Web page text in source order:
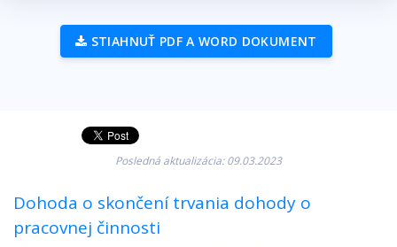
STIAHNUŤ PDF A WORD DOKUMENT
Posledná aktualizácia: 09.03.2023
Dohoda o skončení trvania dohody o
pracovnej činnosti